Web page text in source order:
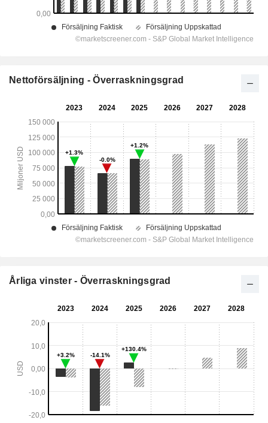
Nettoförsäljning - Överraskningsgrad
Årliga vinster - Överraskningsgrad